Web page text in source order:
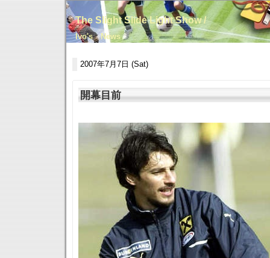
The Slight Slide Light Show /
Ivo's News
2007年7月7日 (Sat)
開幕目前